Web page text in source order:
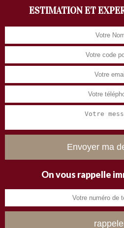
ESTIMATION ET
On vous rappelle